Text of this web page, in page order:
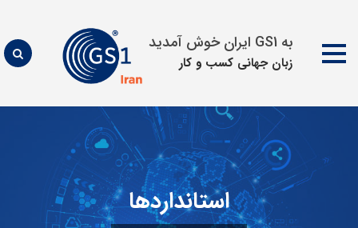
به GS1 ایران خوش آمدید
زبان جهانی كسب و كار
محتوا
استانداردها